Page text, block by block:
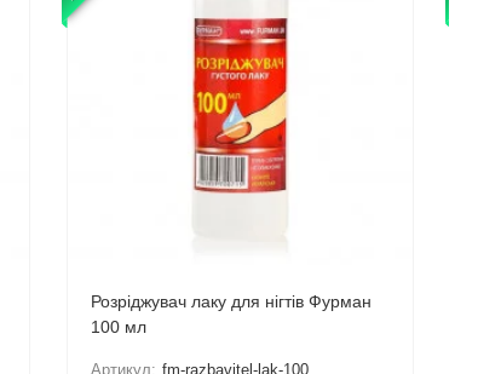
Розріджувач лаку для нігтів Фурман
100 мл
Артикул: fm-razbavitel-lak-100